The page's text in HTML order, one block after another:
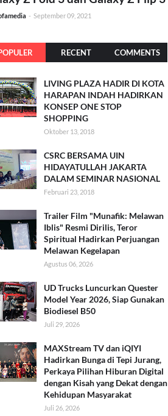
- September 09, 2021
RECENT COMMENTS
LIVING PLAZA HADIR DI KOTA
HARAPAN INDAH HADIRKAN
KONSEP ONE STOP
SHOPPING
Oktober 13, 2018
CSRC BERSAMA UIN
HIDAYATULLAH JAKARTA
DALAM SEMINAR NASIONAL
Februari 23, 2018
Trailer Film "Munafik: Melawan
Iblis" Resmi Dirilis, Teror
Spiritual Hadirkan Perjuangan
Melawan Kegelapan
Agustus 06, 2026
UD Trucks Luncurkan Quester
Model Year 2026, Siap Gunakan
Biodiesel B50
Juli 29, 2026
MAXStream TV dan iQIYI
Hadirkan Bunga di Tepi Jurang,
Perkaya Pilihan Hiburan Digital
dengan Kisah yang Dekat dengan
Kehidupan Masyarakat
Juli 26, 2026